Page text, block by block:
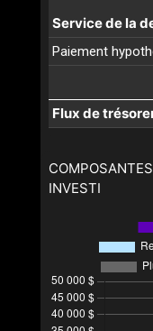
Service de la
Paiement
Flux de
INVESTI